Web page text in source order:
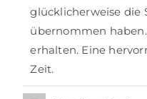
glücklicherweise die
übernommen
erhalten. Eine
Zeit.